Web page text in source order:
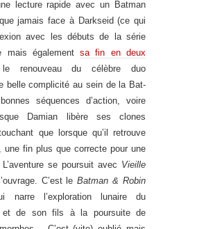
lecture rapide avec un Batman
jamais face à Darkseid (ce qui
avec les débuts de la série
mais égalementsa fin en deux
renouveau du célèbre duo
belle complicité au sein de la Bat-
séquences d’action, voire
Damian libère ses clones
que lorsque qu’il retrouve
une fin plus que correcte pour une
se poursuit avec Vieille
C’est leBatman & Robin
narre l’exploration lunaire du
et de son fils à la poursuite de